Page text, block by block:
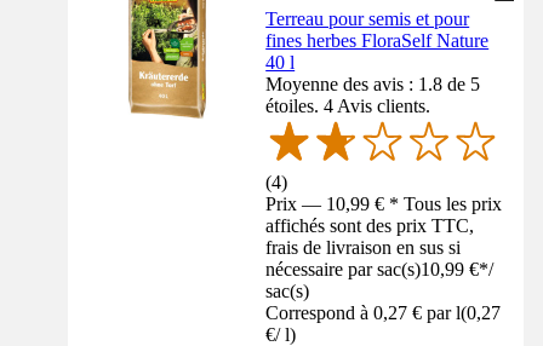
Terreau pour semis et pour
fines herbes FloraSelf Nature
40 l
Moyenne des avis : 1.8 de 5
étoiles. 4 Avis clients.
(4)
Prix — 10,99 € * Tous les prix
affichés sont des prix TTC,
frais de livraison en sus si
nécessaire par sac(s)10,99 €*/
sac(s)
Correspond à 0,27 € par l(0,27
€/ l)